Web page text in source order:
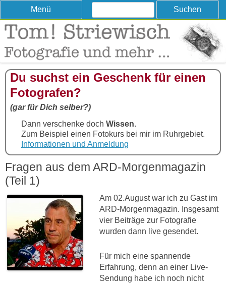
Tom! Striewisch – Fotografieren
lernen
Tipps und Tricks und Meinungen zur Fotografie
Menü
content
Suchen
Du suchst ein Geschenk für einen
Fotografen?
(gar für Dich selber?)
Dann verschenke doch Wissen.
Zum Beispiel einen Fotokurs bei mir im Ruhrgebiet.
Informationen und Anmeldung
Fragen aus dem ARD-Morgenmagazin
(Teil 1)
Am 02.August war ich zu Gast im
ARD-Morgenmagazin. Insgesamt
vier Beiträge zur Fotografie
wurden dann live gesendet.
Für mich eine spannende
Erfahrung, denn an einer Live-
Sendung habe ich noch nicht